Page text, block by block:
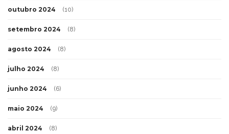
outubro 2024 (10)
setembro 2024 (8)
agosto 2024 (8)
julho 2024 (8)
junho 2024 (6)
maio 2024 (9)
abril 2024 (8)